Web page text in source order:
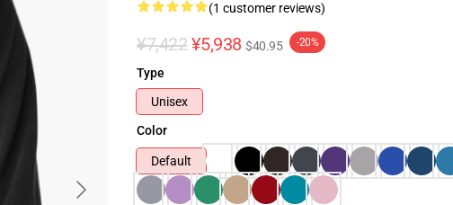
(1 customer reviews)
¥7,422 ¥5,938 $40.95 -20%
Type
Unisex
Color
Default